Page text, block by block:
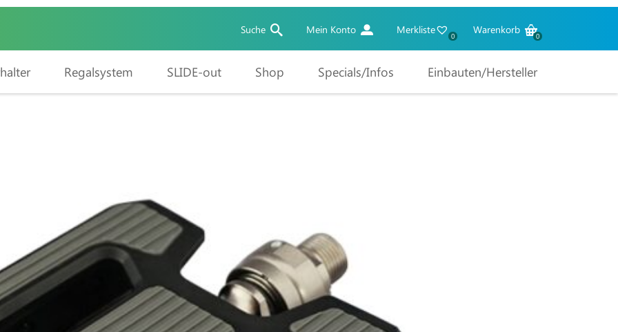
Suche Mein Konto Merkliste 0 Warenkorb 0
Regalsystem SLIDE-out Shop Specials/Infos Einbauten/Hersteller